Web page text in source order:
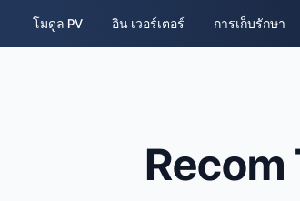
โมดูล PV อิน เวอร์เตอร์ การเก็บรักษา